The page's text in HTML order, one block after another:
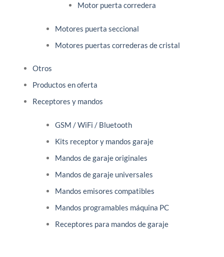
Motor puerta corredera
Motores puerta seccional
Motores puertas correderas de cristal
Otros
Productos en oferta
Receptores y mandos
GSM / WiFi / Bluetooth
Kits receptor y mandos garaje
Mandos de garaje originales
Mandos de garaje universales
Mandos emisores compatibles
Mandos programables máquina PC
Receptores para mandos de garaje